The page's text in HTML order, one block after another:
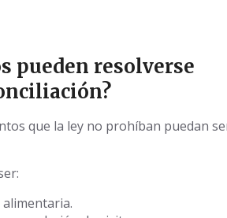
pueden resolverse
que la ley no prohíban puedan
alimentaria.